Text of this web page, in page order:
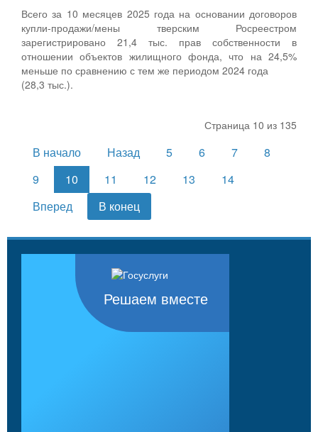
Всего за 10 месяцев 2025 года на основании договоров
купли-продажи/мены тверским Росреестром
зарегистрировано 21,4 тыс. прав собственности в
отношении объектов жилищного фонда, что на 24,5%
меньше по сравнению с тем же периодом 2024 года
(28,3 тыс.).
Страница 10 из 135
В начало Назад 5 6 7
8
9
10 11 12 13
14
Вперед
В конец
Решаем вместе